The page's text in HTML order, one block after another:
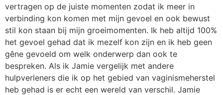
vertragen op de juiste momenten zodat ik meer in
verbinding kon komen met mijn gevoel en ook bewust
stil kon staan bij mijn groeimomenten. Ik heb altijd 100%
het gevoel gehad dat ik mezelf kon zijn en ik heb geen
gêne gevoeld om welk onderwerp dan ook te
bespreken. Als ik Jamie vergelijk met andere
hulpverleners die ik op het gebied van vaginismeherstel
heb gehad is er echt een wereld van verschil. Jamie